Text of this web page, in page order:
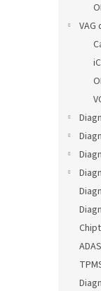
VAG
ADAS